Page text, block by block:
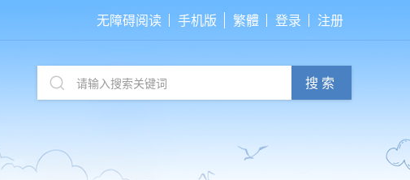
无障碍阅读 手机版 繁體 登录 注册
搜索